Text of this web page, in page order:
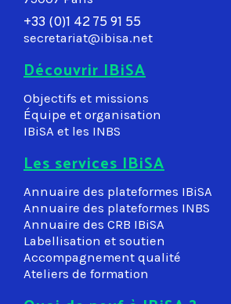
+33 (0)1 42 75 91 55
secretariat@ibisa.net
Découvrir IBiSA
Objectifs et missions
Équipe et organisation
IBiSA et les INBS
Les services IBiSA
Annuaire des plateformes IBiSA
Annuaire des plateformes INBS
Annuaire des CRB IBiSA
Labellisation et soutien
Accompagnement qualité
Ateliers de formation